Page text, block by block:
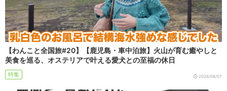
【わんこと全国旅#20】【鹿児島・車中泊旅】火山が育む癒やしと
美食を巡る、オステリアで叶える愛犬との至福の休日
特集 2026/08/07